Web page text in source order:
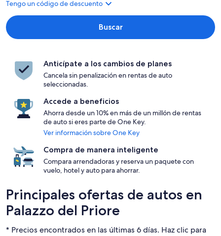
Tengo un código de descuento
Buscar
Anticípate a los cambios de planes
Cancela sin penalización en rentas de auto
seleccionadas.
Accede a beneficios
Ahorra desde un 10% en más de un millón de rentas
de auto si eres parte de One Key.
Ver información sobre One Key
Compra de manera inteligente
Compara arrendadoras y reserva un paquete con
vuelo, hotel y auto para ahorrar.
Principales ofertas de autos en
Palazzo del Priore
* Precios encontrados en las últimas 6 días. Haz clic para